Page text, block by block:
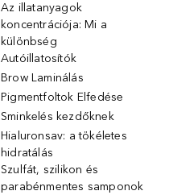
Az illatanyagok
koncentrációja: Mi a
különbség
Autóillatosítók
Brow Laminálás
Pigmentfoltok Elfedése
Sminkelés kezdőknek
Hialuronsav: a tökéletes
hidratálás
Szulfát, szilikon és
parabénmentes samponok